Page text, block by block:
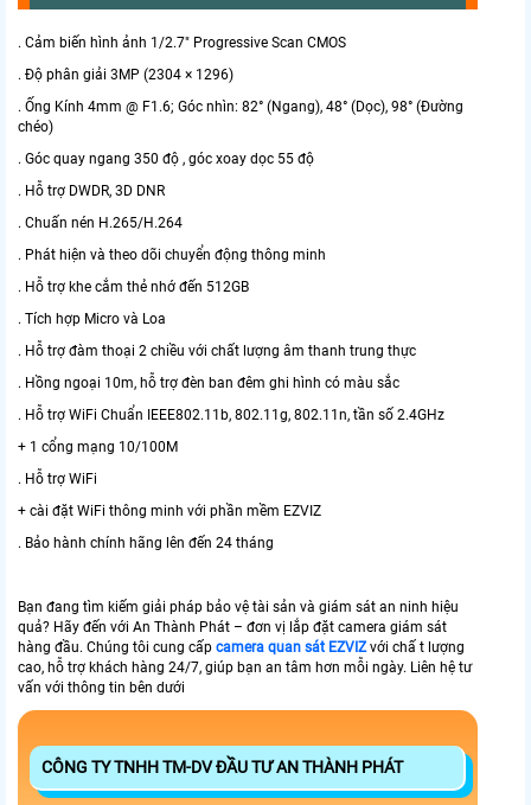
. Cảm biến hình ảnh 1/2.7" Progressive Scan CMOS
. Độ phân giải 3MP (2304 × 1296)
. Ống Kính 4mm @ F1.6; Góc nhìn: 82° (Ngang), 48° (Dọc), 98° (Đường
chéo)
. Góc quay ngang 350 độ , góc xoay dọc 55 độ
. Hỗ trợ DWDR, 3D DNR
. Chuấn nén H.265/H.264
. Phát hiện và theo dõi chuyển động thông minh
. Hỗ trợ khe cắm thẻ nhớ đến 512GB
. Tích hợp Micro và Loa
. Hỗ trợ đàm thoại 2 chiều với chất lượng âm thanh trung thực
. Hồng ngoại 10m, hỗ trợ đèn ban đêm ghi hình có màu sắc
. Hỗ trợ WiFi Chuẩn IEEE802.11b, 802.11g, 802.11n, tần số 2.4GHz
+ 1 cổng mạng 10/100M
. Hỗ trợ WiFi
+ cài đặt WiFi thông minh với phần mềm EZVIZ
. Bảo hành chính hãng lên đến 24 tháng
Bạn đang tìm kiếm giải pháp bảo vệ tài sản và giám sát an ninh hiệu
quả? Hãy đến với An Thành Phát – đơn vị lắp đặt camera giám sát
hàng đầu. Chúng tôi cung cấp camera quan sát EZVIZvới chấ t lượng
cao, hỗ trợ khách hàng 24/7, giúp bạn an tâm hơn mỗi ngày. Liên hệ tư
vấn với thông tin bên dưới
CÔNG TY TNHH TM-DV ĐẦU TƯ AN THÀNH PHÁT